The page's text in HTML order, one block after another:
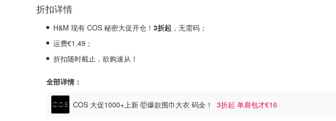
折扣详情
H&M 现有 COS 秘密大促开仓！ 3折起 ，无需码；
运费€1.49；
折扣随时截止，欲购速从！
全部详情：
COS 大促1000+上新 🤯爆款围巾大衣 码全！ 3折起 单肩包才€16